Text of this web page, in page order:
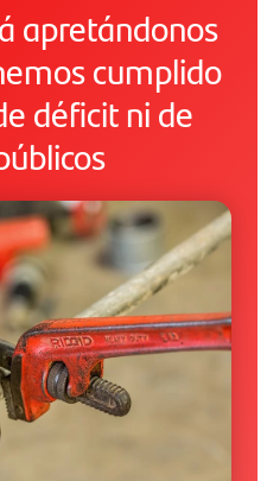
apretándonos
cumplido
déficit ni de